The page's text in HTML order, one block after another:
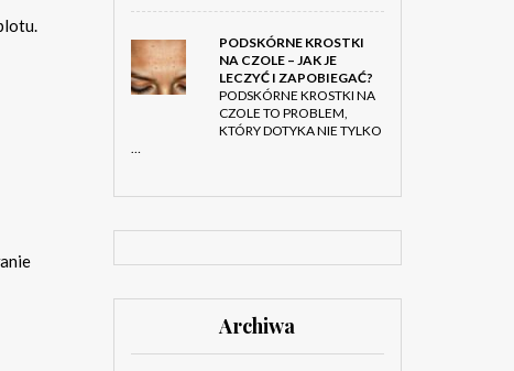
PODSKÓRNE KROSTKI
NA CZOLE – JAK JE
LECZYĆ I ZAPOBIEGAĆ?
PODSKÓRNE KROSTKI NA
CZOLE TO PROBLEM,
KTÓRY DOTYKA NIE TYLKO
…
Archiwa